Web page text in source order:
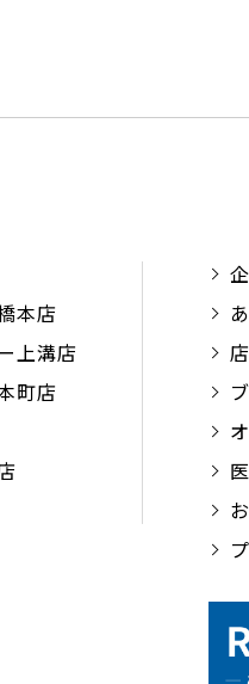
本店
上溝店
町店